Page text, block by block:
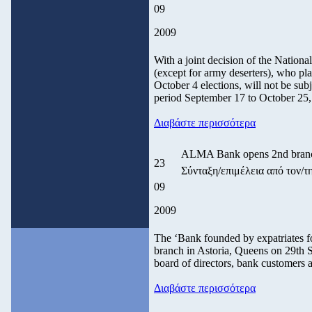
09
2009
With a joint decision of the
(except for army deserters), who
October 4 elections, will not be
period September 17 to October
Διαβάστε περισσότερα
23
09
2009
ALMA Bank opens 2nd
Σύνταξη/επιμέλεια από
The ‘Bank founded by
branch in Astoria, Queens on 29th
board of directors, bank customers
Διαβάστε περισσότερα